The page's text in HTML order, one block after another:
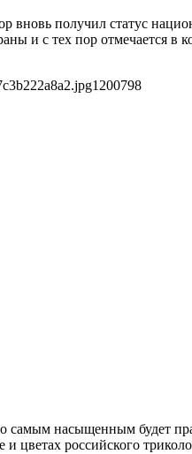
вновь получил статус
и с тех пор отмечается в
1200798
самым насыщенным будет
российского